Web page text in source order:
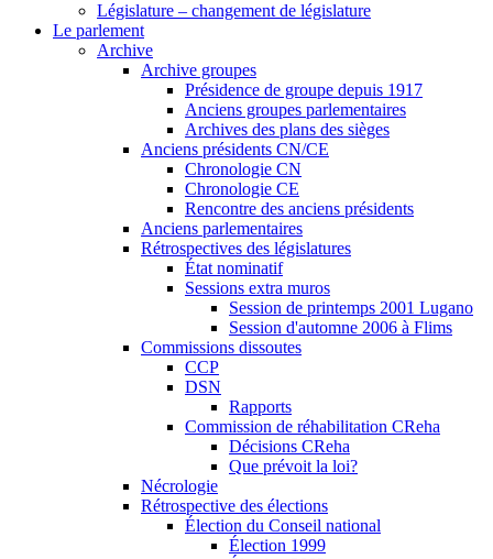
Législature – changement de législature
Le parlement
Archive
Archive groupes
Présidence de groupe depuis 1917
Anciens groupes parlementaires
Archives des plans des sièges
Anciens présidents CN/CE
Chronologie CN
Chronologie CE
Rencontre des anciens présidents
Anciens parlementaires
Rétrospectives des législatures
État nominatif
Sessions extra muros
Session de printemps 2001 Lugano
Session d'automne 2006 à Flims
Commissions dissoutes
CCP
DSN
Rapports
Commission de réhabilitation CReha
Décisions CReha
Que prévoit la loi?
Nécrologie
Rétrospective des élections
Élection du Conseil national
Élection 1999